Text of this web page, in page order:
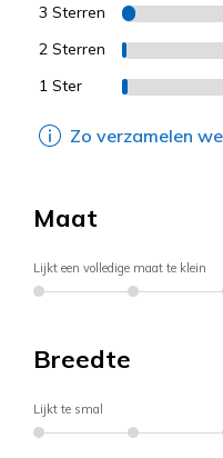
3 Sterren
2 Sterren
1 Ster
Zo verzamelen
Maat
Lijkt een volledige maat te klein
Breedte
Lijkt te smal